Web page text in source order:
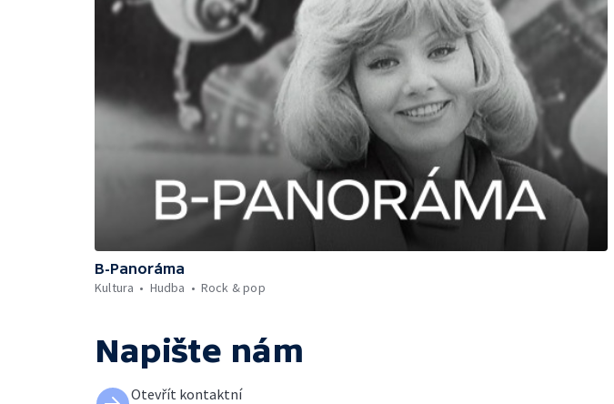
B-Panoráma
Kultura
Hudba Rock & pop
Napište nám
Otevřít kontaktní